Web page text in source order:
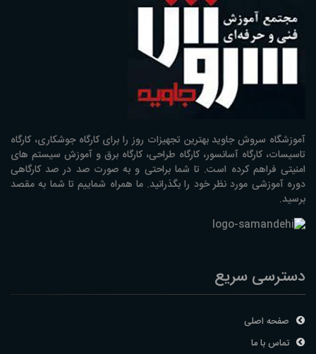
آموزشگاه سروش جاوید بهترین تجهیزات روز را برای کارگاه جوشکاری، کارگاه
تاسیسات، کارگاه آسانسور، کارگاه طراحی، کارگاه برق و آموزش سیستم های
امنیتی فراهم کرده است. تا شما براحتی و به صورت صد در صد کارگاهی
دوره آموزشی مورد نظر خود را بگذرانید. ما همراه شماییم تا شما به مقصد
برسید.
دسترسی سریع
صفحه اصلی
تماس با ما